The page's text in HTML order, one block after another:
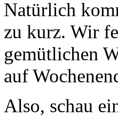
Natürlich
zu kurz. Wir
gemütlichen
auf
Also, schau